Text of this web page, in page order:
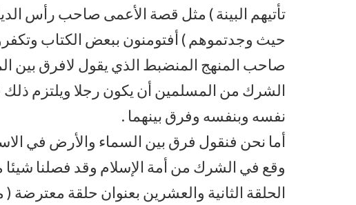
تأتيهم البينة ) مثل قصة الأعمى صاحب رأس
حيث وجدتموهم ) أفتومنون ببعض الكتاب
صاحب المنهج المنضبط الذي يقول لافرق بين
الشرك من المسلمين أن يكون رجلا ويلتزم ذلك
نفسه وبنفسه وفرق بينهما .
أما نحن فنقول فرق بين السماء والأرض في
وقع في الشرك من أمة الإسلام وقد فصلنا
الحلقة الثانية والعشرين بعنوان حلقة